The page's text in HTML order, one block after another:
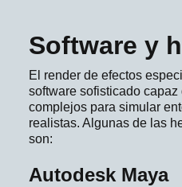
Software y
El render de efectos
software sofisticado
complejos para simular
realistas. Algunas de las
son:
Autodesk Maya